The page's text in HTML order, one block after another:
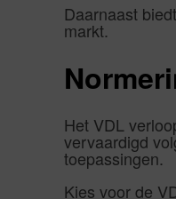
Daarnaast
markt.
Het VDL
vervaardigd
toepassingen.
Kies voor de